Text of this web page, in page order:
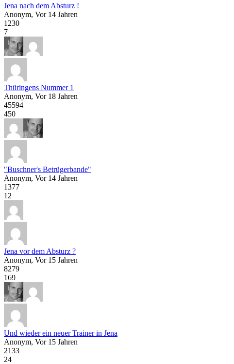
Jena nach dem Absturz !
Anonym, Vor 14 Jahren
1230
7
Thüringens Nummer 1
Anonym, Vor 18 Jahren
45594
450
"Buschner's Betrügerbande"
Anonym, Vor 14 Jahren
1377
12
Jena vor dem Absturz ?
Anonym, Vor 15 Jahren
8279
169
Und wieder ein neuer Trainer in Jena
Anonym, Vor 15 Jahren
2133
24